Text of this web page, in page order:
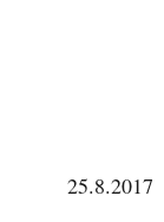
25.8.2017